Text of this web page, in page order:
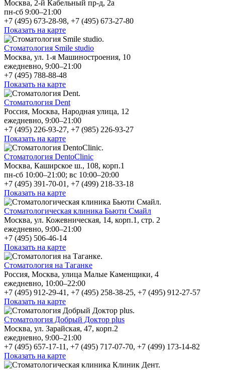
Москва, 2-й Кабельный пр-д, 2а
пн-сб 9:00–21:00
+7 (495) 673-28-98, +7 (495) 673-27-80
Показать на карте
Стоматология Smile studio
Москва, ул. 1-я Машиностроения, 10
ежедневно, 9:00–21:00
+7 (495) 788-88-48
Показать на карте
Стоматология Dent
Россия, Москва, Народная улица, 12
ежедневно, 9:00–21:00
+7 (495) 226-93-27, +7 (985) 226-93-27
Показать на карте
Стоматология DentoClinic
Москва, Каширское ш., 108, корп.1
пн-сб 10:00–21:00; вс 10:00–20:00
+7 (495) 391-70-01, +7 (499) 218-33-18
Показать на карте
Стоматологическая клиника Бьюти Смайл
Москва, ул. Кожевническая, 14, корп.1, стр. 2
ежедневно, 9:00–21:00
+7 (495) 506-46-14
Показать на карте
Стоматология на Таганке
Россия, Москва, улица Малые Каменщики, 4
ежедневно, 10:00–22:00
+7 (495) 912-29-41, +7 (495) 258-38-25, +7 (495) 912-27-57
Показать на карте
Стоматология Добрый Доктор plus
Москва, ул. Зарайская, 47, корп.2
ежедневно, 9:00–21:00
+7 (495) 657-17-11, +7 (495) 717-07-70, +7 (499) 173-14-82
Показать на карте